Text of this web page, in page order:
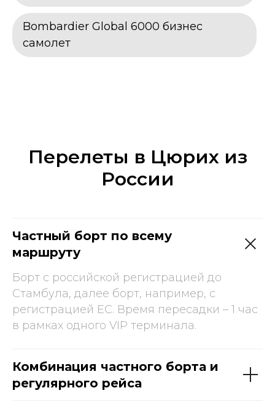
Bombardier Global 6000 бизнес
самолет
Перелеты в Цюрих из
России
Частный борт по всему
маршруту
Борт с российской регистрацией до
Стамбула, далее борт, например, с
регистрацией ЕС. Время пересадки – 1 час
в рамках одного VIP терминала.
Комбинация частного борта и
регулярного рейса